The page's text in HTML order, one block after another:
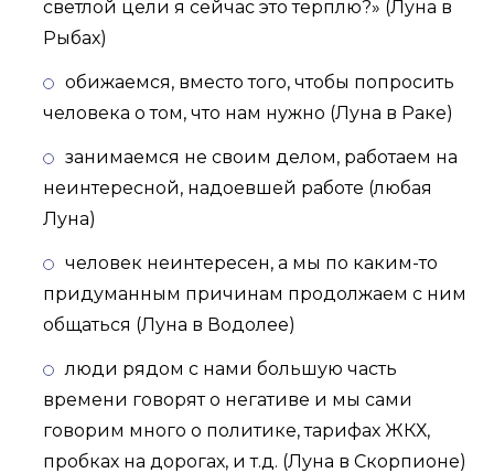
светлой цели я сейчас это терплю?» (Луна в
Рыбах)
обижаемся, вместо того, чтобы попросить
человека о том, что нам нужно (Луна в Раке)
занимаемся не своим делом, работаем на
неинтересной, надоевшей работе (любая
Луна)
человек неинтересен, а мы по каким-то
придуманным причинам продолжаем с ним
общаться (Луна в Водолее)
люди рядом с нами большую часть
времени говорят о негативе и мы сами
говорим много о политике, тарифах ЖКХ,
пробках на дорогах, и т.д. (Луна в Скорпионе)